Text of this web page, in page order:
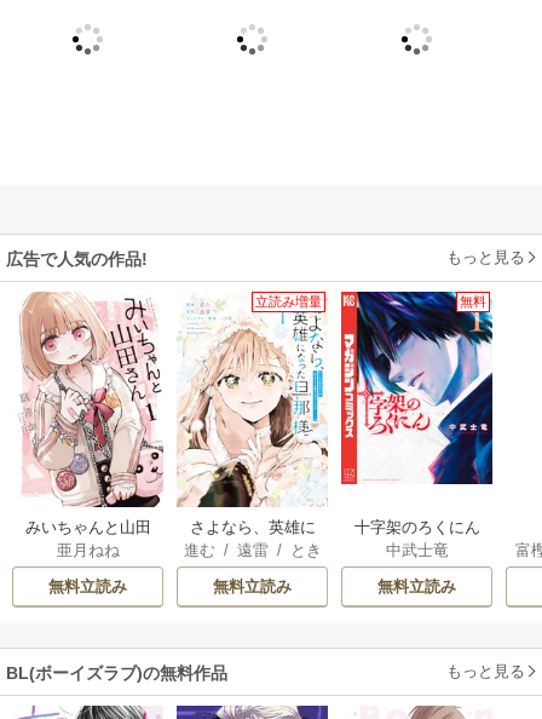
広告で人気の作品! もっと見る
みいちゃんと山田
さん
亜月ねね
無料立読み
立読み増量
さよなら、英雄に
なった旦那様 ～
ただ祈るだけの役
立たずな妻のはず
進む / 遠雷/ とき
間
無料立読み
無料
十字架のろくにん
中武士竜
無料立読み
富
BL(ボーイズラブ)の無料作品 もっと見る